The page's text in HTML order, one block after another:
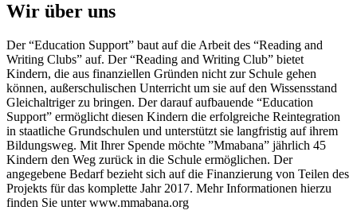
Wir über uns
Der “Education Support” baut auf die Arbeit des “Reading and
Writing Clubs” auf. Der “Reading and Writing Club” bietet
Kindern, die aus finanziellen Gründen nicht zur Schule gehen
können, außerschulischen Unterricht um sie auf den Wissensstand
Gleichaltriger zu bringen. Der darauf aufbauende “Education
Support” ermöglicht diesen Kindern die erfolgreiche Reintegration
in staatliche Grundschulen und unterstützt sie langfristig auf ihrem
Bildungsweg. Mit Ihrer Spende möchte ”Mmabana” jährlich 45
Kindern den Weg zurück in die Schule ermöglichen. Der
angegebene Bedarf bezieht sich auf die Finanzierung von Teilen des
Projekts für das komplette Jahr 2017. Mehr Informationen hierzu
finden Sie unter www.mmabana.org